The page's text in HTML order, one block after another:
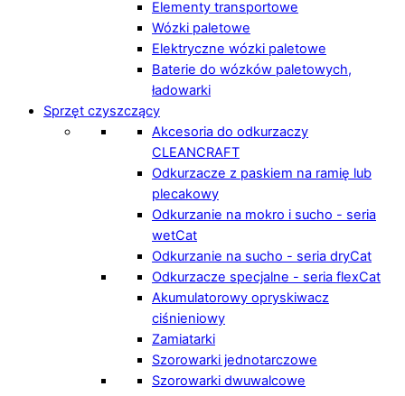
Elementy transportowe
Wózki paletowe
Elektryczne wózki paletowe
Baterie do wózków paletowych,
ładowarki
Sprzęt czyszczący
Akcesoria do odkurzaczy
CLEANCRAFT
Odkurzacze z paskiem na ramię lub
plecakowy
Odkurzanie na mokro i sucho - seria
wetCat
Odkurzanie na sucho - seria dryCat
Odkurzacze specjalne - seria flexCat
Akumulatorowy opryskiwacz
ciśnieniowy
Zamiatarki
Szorowarki jednotarczowe
Szorowarki dwuwalcowe